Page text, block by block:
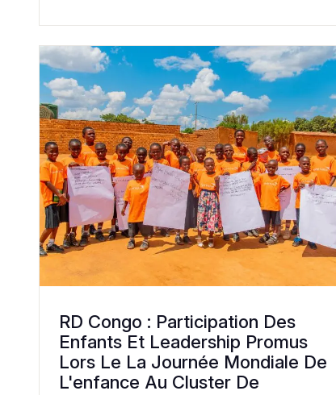
RD Congo : Participation Des
Enfants Et Leadership Promus
Lors Le La Journée Mondiale De
L'enfance Au Cluster De